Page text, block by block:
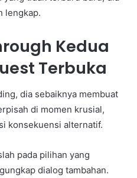
lengkap.
Kedua
Terbuka
dia sebaiknya membuat
di momen krusial,
konsekuensi alternatif.
pada pilihan yang
dialog tambahan.